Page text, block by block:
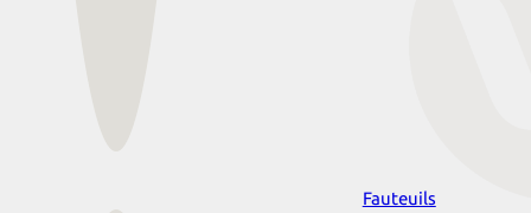
Fauteuils